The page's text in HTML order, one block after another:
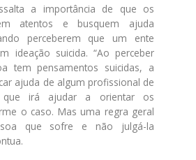
a importância de que os
atentos e busquem ajuda
perceberem que um ente
ideação suicida. “Ao perceber
tem pensamentos suicidas, a
ajuda de algum profissional de
que irá ajudar a orientar os
o caso. Mas uma regra geral
que sofre e não julgá-la